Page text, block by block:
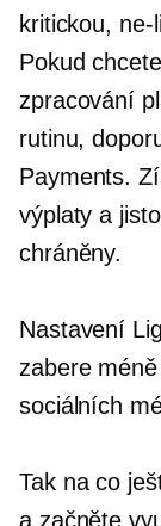
kritickou,
Pokud
zpracování
rutinu,
Payments.
výplaty a
chráněny.
Nastavení
zabere
sociálních
Tak na co
a začněte